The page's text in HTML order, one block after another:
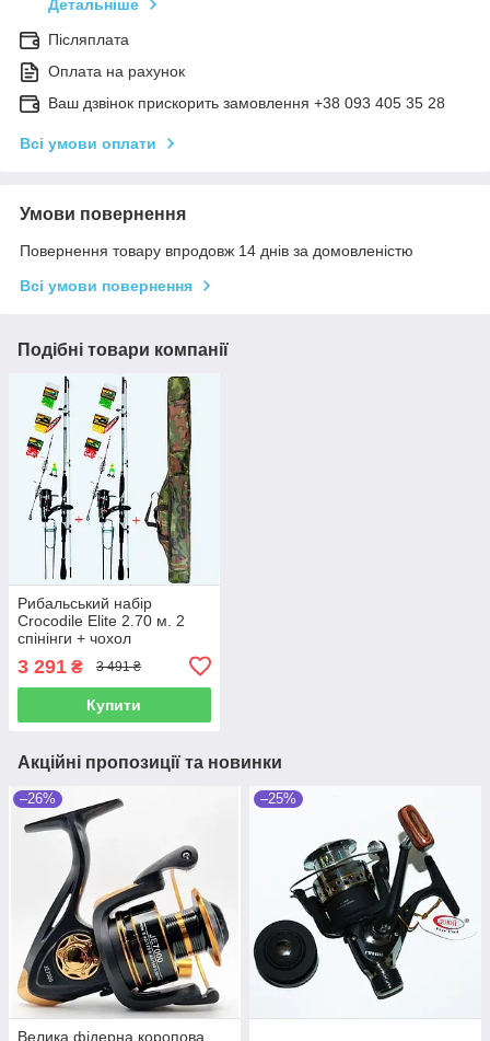
Детальніше
Післяплата
Оплата на рахунок
Ваш дзвінок прискорить замовлення +38 093 405 35 28
Всі умови оплати
Умови повернення
Повернення товару впродовж 14 днів за домовленістю
Всі умови повернення
Подібні товари компанії
Рибальський набір
Crocodile Elite 2.70 м. 2
спінінги + чохол
3 291 ₴ 3 491 ₴
Купити
Акційні пропозиції та новинки
–26%
Велика фідерна коропова
–25%